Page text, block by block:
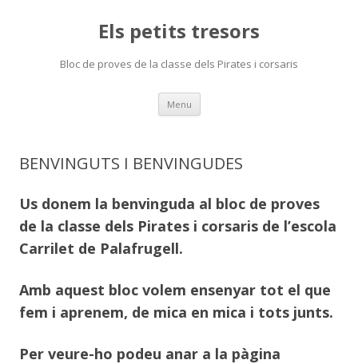
Els petits tresors
Bloc de proves de la classe dels Pirates i corsaris
Menu Skip
content
BENVINGUTS I BENVINGUDES
Us donem la benvinguda al bloc de proves
de la classe dels Pirates i corsaris de l’escola
Carrilet de Palafrugell.
Amb aquest bloc volem ensenyar tot el que
fem i aprenem, de mica en mica i tots junts.
Per veure-ho podeu anar a la pàgina